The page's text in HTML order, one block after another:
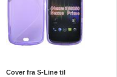
Cover fra S-Line til